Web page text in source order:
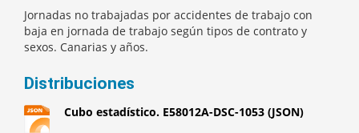
Jornadas no trabajadas por accidentes de trabajo con
baja en jornada de trabajo según tipos de contrato y
sexos. Canarias y años.
Distribuciones
Cubo estadístico. E58012A-DSC-1053 (JSON)